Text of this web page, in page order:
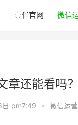
壹伴官网 微信
章还能看吗
日 pm7:49 • 微信运营